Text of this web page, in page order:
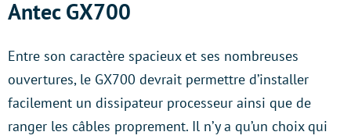
Antec GX700
Entre son caractère spacieux et ses nombreuses
ouvertures, le GX700 devrait permettre d’installer
facilement un dissipateur processeur ainsi que de
ranger les câbles proprement. Il n’y a qu’un choix qui